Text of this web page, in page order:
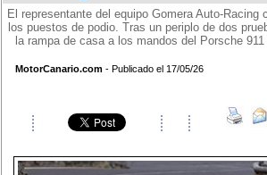
El representante del equipo Gomera Auto-
los puestos de podio. Tras un periplo de dos
la rampa de casa a los mandos del Porsche
MotorCanario.com - Publicado el 17/05/26